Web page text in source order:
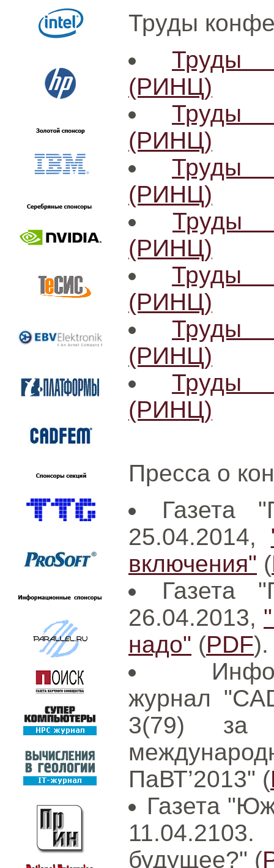
Труды
Труды
(РИНЦ)
Труды
(РИНЦ)
Труды
(РИНЦ)
Труды
(РИНЦ)
Труды
(РИНЦ)
Труды
(РИНЦ)
Труды
(РИНЦ)
Пресса о
Газета
25.04.2014,
включения" (
Газета
26.04.2013,
надо" (PDF).
журнал
3(79) за
ПаВТ’2013" (
Газета
будущее?" (